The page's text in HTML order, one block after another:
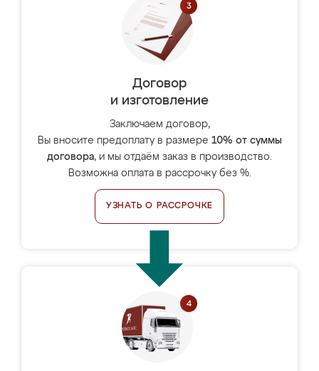
Договор
и изготовление
Заключаем договор,
Вы вносите предоплату в размере 10% от суммы
договора, и мы отдаём заказ в производство.
Возможна оплата в рассрочку без %.
УЗНАТЬ О РАССРОЧКЕ